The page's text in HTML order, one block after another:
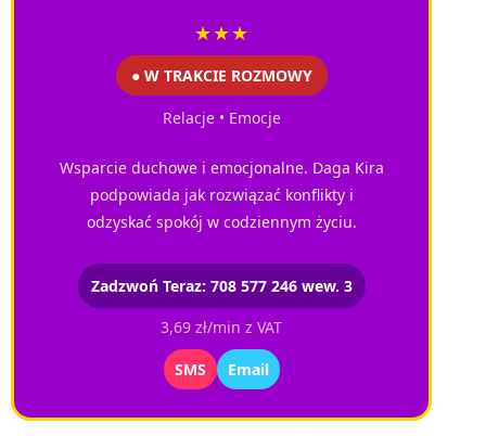
★★★
● W TRAKCIE ROZMOWY
Relacje • Emocje
Wsparcie duchowe i emocjonalne. Daga Kira
podpowiada jak rozwiązać konflikty i
odzyskać spokój w codziennym życiu.
Zadzwoń Teraz: 708 577 246 wew. 3
3,69 zł/min z VAT
SMS Email